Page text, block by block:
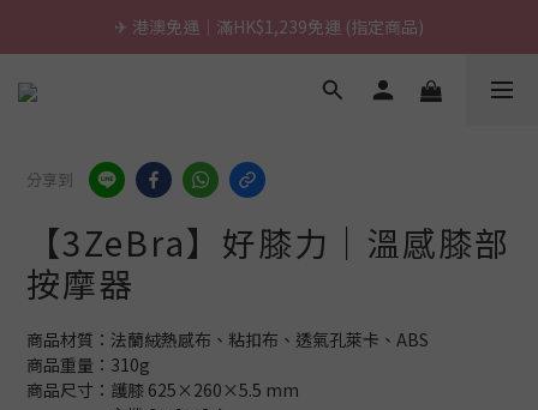
\ 台灣製超慢跑墊 / 升級啦.ᐟ.ᐟ（點我看介紹 💬）
✈ 港澳免運｜滿HK$1,239免運 (指定商品)
\ 台灣製超慢跑墊 / 升級啦.ᐟ.ᐟ（點我看介紹 💬）
分享到
【3ZeBra】好膝力｜溫感膝部
按摩器
商品材質：法蘭絨熱感布、粘扣布、透氣孔萊卡、ABS
商品重量：310g
商品尺寸：護膝 625×260×5.5 mm